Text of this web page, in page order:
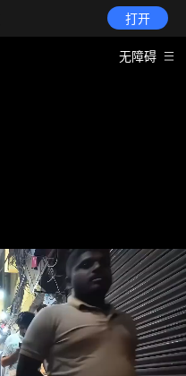
打开
无障碍